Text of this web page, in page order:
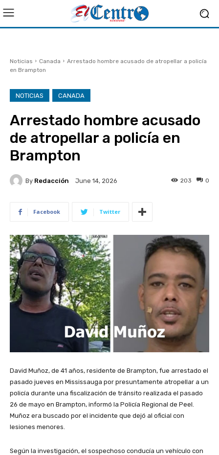
Noticias Canada
Arrestado hombre acusado de atropellar a policía
en Brampton
NOTICIAS CANADA
Arrestado hombre acusado
de atropellar a policía en
Brampton
By Redacción June 14, 2026 0
203
Facebook Twitter
David Muñoz, de 41 años, residente de Brampton, fue arrestado el
pasado jueves en Mississauga por presuntamente atropellar a un
policía durante una fiscalización de tránsito realizada el pasado
26 de mayo en Brampton, informó la Policía Regional de Peel.
Muñoz era buscado por el incidente que dejó al oficial con
lesiones menores.
Según la investigación, el sospechoso conducía un vehículo con